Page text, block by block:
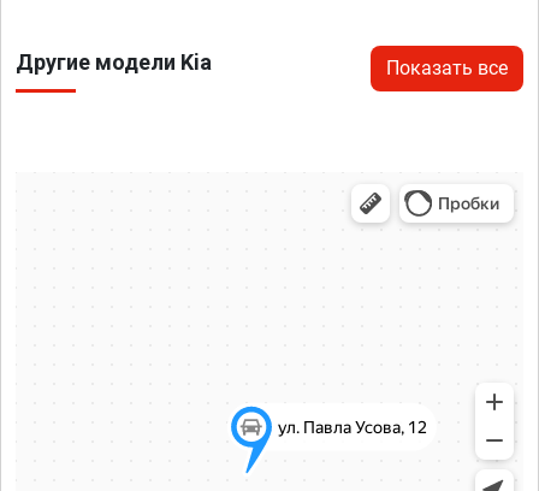
Другие модели Kia Показать все